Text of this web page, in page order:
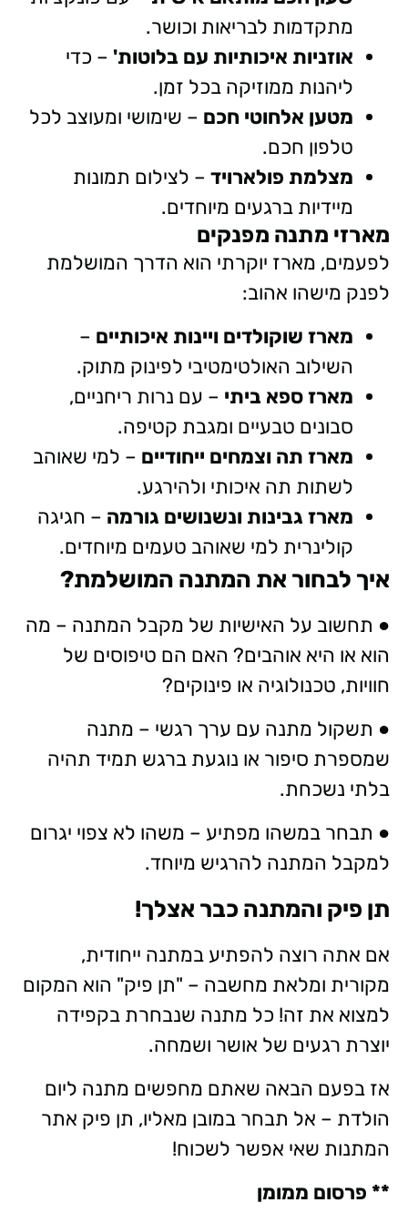
מתקדמות לבריאות וכושר.
אוזניות איכותיות עם בלוטות' – כדי
ליהנות ממוזיקה בכל זמן.
מטען אלחוטי חכם – שימושי ומעוצב לכל
טלפון חכם.
מצלמת פולארויד – לצילום תמונות
מיידיות ברגעים מיוחדים.
מארזי מתנה מפנקים
לפעמים, מארז יוקרתי הוא הדרך המושלמת
לפנק מישהו אהוב:
מארז שוקולדים ויינות איכותיים –
השילוב האולטימטיבי לפינוק מתוק.
מארז ספא ביתי – עם נרות ריחניים,
סבונים טבעיים ומגבת קטיפה.
מארז תה וצמחים ייחודיים – למי שאוהב
לשתות תה איכותי ולהירגע.
מארז גבינות ונשנושים גורמה – חגיגה
קולינרית למי שאוהב טעמים מיוחדים.
איך לבחור את המתנה המושלמת?
● תחשוב על האישיות של מקבל המתנה – מה
הוא או היא אוהבים? האם הם טיפוסים של
חוויות, טכנולוגיה או פינוקים?
● תשקול מתנה עם ערך רגשי – מתנה
שמספרת סיפור או נוגעת ברגש תמיד תהיה
בלתי נשכחת.
● תבחר במשהו מפתיע – משהו לא צפוי יגרום
למקבל המתנה להרגיש מיוחד.
תן פיק והמתנה כבר אצלך!
אם אתה רוצה להפתיע במתנה ייחודית,
מקורית ומלאת מחשבה – "תן פיק" הוא המקום
למצוא את זה! כל מתנה שנבחרת בקפידה
יוצרת רגעים של אושר ושמחה.
אז בפעם הבאה שאתם מחפשים מתנה ליום
הולדת – אל תבחר במובן מאליו, תן פיק אתר
המתנות שאי אפשר לשכוח!
** פרסום ממומן